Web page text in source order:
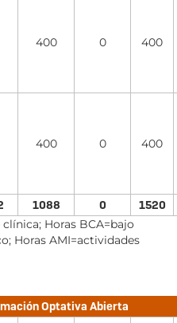
400 0 400
400 0 400
1088 0
1520
Horas BCA=bajo
Horas AMI=actividades
Optativa Abierta